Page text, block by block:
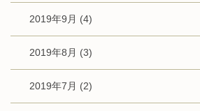
2019年9月 (4)
2019年8月 (3)
2019年7月 (2)